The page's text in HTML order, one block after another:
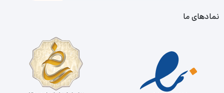
نمادهای ما